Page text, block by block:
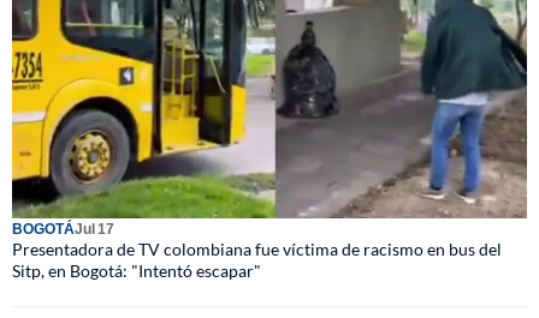
BOGOTÁJul 17
Presentadora de TV colombiana fue víctima de racismo en bus del
Sitp, en Bogotá: "Intentó escapar"